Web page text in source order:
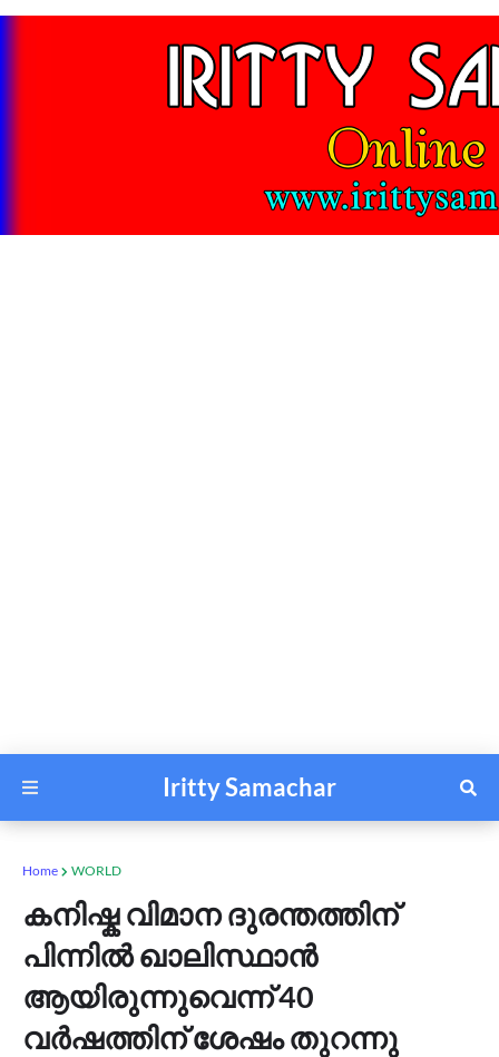
Iritty Samachar
Home WORLD
കനിഷ്ക വിമാന ദുരന്തത്തിന്
പിന്നിൽ ഖാലിസ്ഥാൻ
ആയിരുന്നുവെന്ന് 40
വർഷത്തിന് ശേഷം തുറന്നു